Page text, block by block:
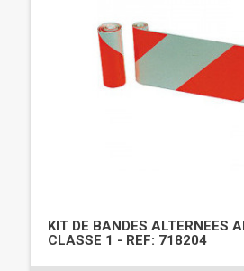
KIT DE BANDES ALTERNEES
CLASSE 1 - REF: 718204